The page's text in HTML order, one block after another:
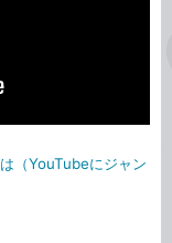
（YouTubeにジャン